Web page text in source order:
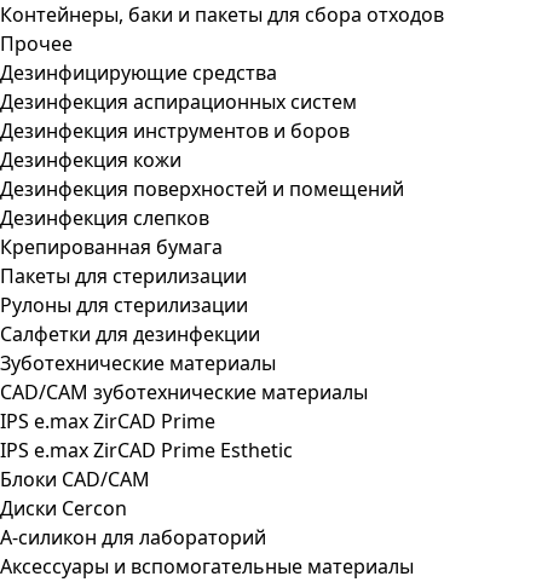
Контейнеры, баки и пакеты для сбора отходов
Прочее
Дезинфицирующие средства
Дезинфекция аспирационных систем
Дезинфекция инструментов и боров
Дезинфекция кожи
Дезинфекция поверхностей и помещений
Дезинфекция слепков
Крепированная бумага
Пакеты для стерилизации
Рулоны для стерилизации
Салфетки для дезинфекции
Зуботехнические материалы
CAD/CAM зуботехнические материалы
IPS e.max ZirCAD Prime
IPS e.max ZirCAD Prime Esthetic
Блоки CAD/CAM
Диски Cercon
А-силикон для лабораторий
Аксессуары и вспомогательные материалы